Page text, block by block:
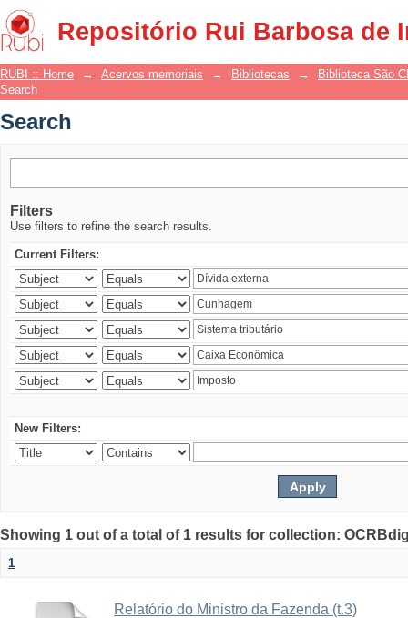
Repositório Rui Barbosa de
Search
RUBI :: Home → Acervos memoriais → Bibliotecas →
Biblioteca São
Search
Search
Filters
Use filters to refine the search results.
Current Filters:
New Filters:
Showing 1 out of a total of 1 results for collection:
1
Relatório do Ministro da Fazenda (t.3)